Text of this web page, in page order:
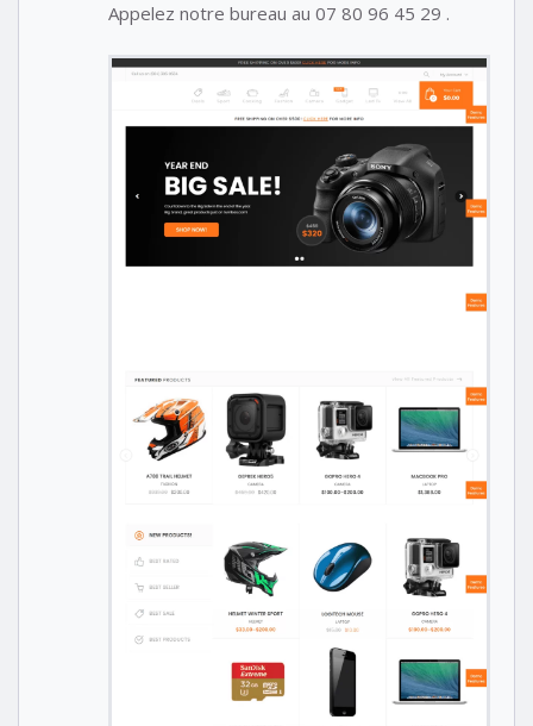
Appelez notre bureau au 07 80 96 45 29 .